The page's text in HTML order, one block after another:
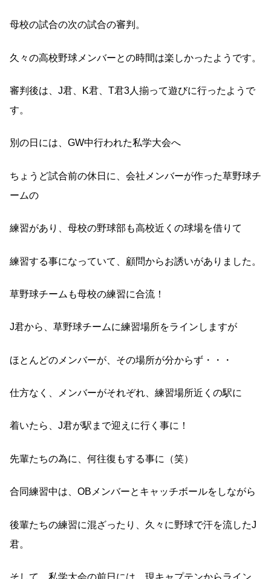
母校の試合の次の試合の審判。
久々の高校野球メンバーとの時間は楽しかったようです。
審判後は、J君、K君、T君3人揃って遊びに行ったようで
す。
別の日には、GW中行われた私学大会へ
ちょうど試合前の休日に、会社メンバーが作った草野球チ
ームの
練習があり、母校の野球部も高校近くの球場を借りて
練習する事になっていて、顧問からお誘いがありました。
草野球チームも母校の練習に合流！
J君から、草野球チームに練習場所をラインしますが
ほとんどのメンバーが、その場所が分からず・・・
仕方なく、メンバーがそれぞれ、練習場所近くの駅に
着いたら、J君が駅まで迎えに行く事に！
先輩たちの為に、何往復もする事に（笑）
合同練習中は、OBメンバーとキャッチボールをしながら
後輩たちの練習に混ざったり、久々に野球で汗を流したJ
君。
そして、私学大会の前日には、現キャプテンからライン